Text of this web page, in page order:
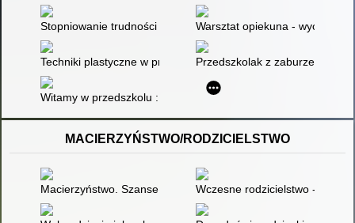
Stopniowanie trudności zadań w edukacji przedszkolnej i
Warsztat opiekuna -
Techniki plastyczne w pracy z dziećmi : inspirujące
Przedszkolak z zaburzeniami
Witamy w przedszkolu : propozycje aktywności dla dzieci
MACIERZYŃSTWO/RODZICIELSTWO
Macierzyństwo. Szanse i ograniczenia : perspektywa
Wczesne rodzicielstwo -